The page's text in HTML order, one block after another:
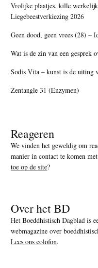
Vrolijke plaatjes, kille
Liegebeestverkiezing 2026
Geen dood, geen vrees (28) –
Wat is de zin van een gesprek
Sodis Vita – kunst is de uiting
Zentangle 31 (Enzymen)
Reageren
We vinden het geweldig om
manier in contact te komen
toe op de site?
Over het BD
Het Boeddhistisch Dagblad is
webmagazine over
Lees ons colofon.